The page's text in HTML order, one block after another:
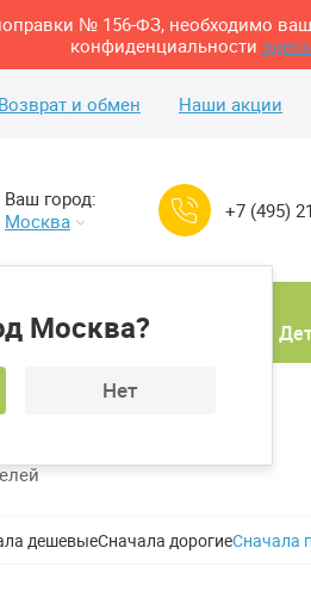
№ 156-ФЗ, необходимо
конфиденциальности
Возврат и обмен Наши акции
Ваш город:
Москва
Москва?
Нет
+7 (495)
кабинет
дешевыеСначала дорогиеСначала